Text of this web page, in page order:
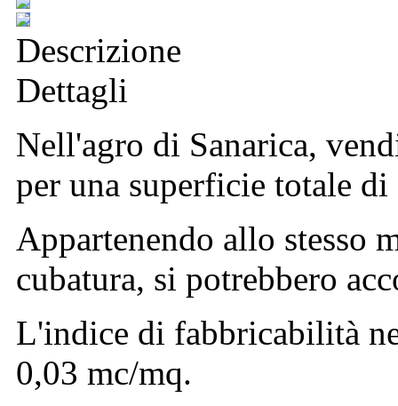
Descrizione
Dettagli
Nell'agro di Sanarica,
per una superficie totale
Appartenendo allo stesso
cubatura, si potrebbero
L'indice di fabbricabilità
0,03 mc/mq.